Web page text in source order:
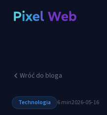
Wróć do bloga
Technologia 6 min2026-05-16